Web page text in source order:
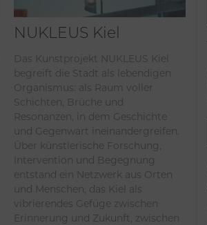
NUKLEUS Kiel
Das Kunstprojekt NUKLEUS Kiel
begreift die Stadt als lebendigen
Organismus: als Raum voller
Schichten, Brüche und
Resonanzen, in dem Geschichte
und Gegenwart ineinandergreifen.
Über künstlerische Forschung,
Intervention und Begegnung
entstand ein Netzwerk aus Orten
und Menschen, das Kiel als
vibrierendes Gefüge zwischen
Erinnerung und Zukunft, zwischen